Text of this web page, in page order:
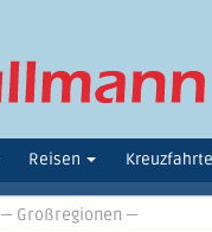
Reisen
— Großregionen —